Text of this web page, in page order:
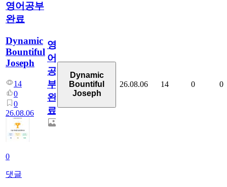
영어공부
완료
Dynamic
Bountiful
Joseph
14
0
0
26.08.06
0
댓글
영
어
공
부
완
료
Dynamic
Bountiful
Joseph
26.08.06 14 0 0